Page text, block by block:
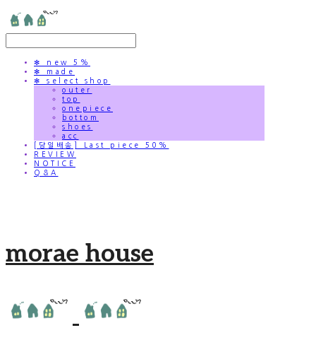
✻ new 5%
✻ made
✻ select shop
outer
top
onepiece
bottom
shoes
acc
[당일배송] Last piece 50%
REVIEW
NOTICE
Q&A
morae house